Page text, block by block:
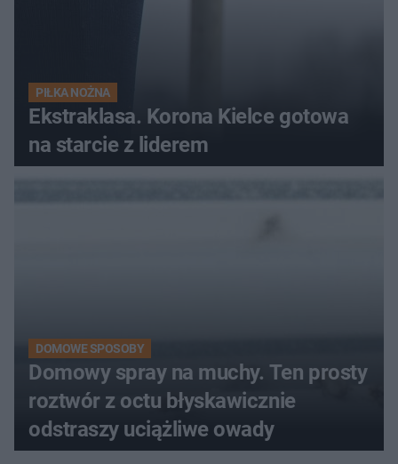
PIŁKA NOŻNA
Ekstraklasa. Korona Kielce gotowa
na starcie z liderem
DOMOWE SPOSOBY
Domowy spray na muchy. Ten prosty
roztwór z octu błyskawicznie
odstraszy uciążliwe owady